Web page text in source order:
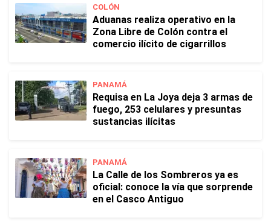
COLÓN
Aduanas realiza operativo en la
Zona Libre de Colón contra el
comercio ilícito de cigarrillos
PANAMÁ
Requisa en La Joya deja 3 armas de
fuego, 253 celulares y presuntas
sustancias ilícitas
PANAMÁ
La Calle de los Sombreros ya es
oficial: conoce la vía que sorprende
en el Casco Antiguo